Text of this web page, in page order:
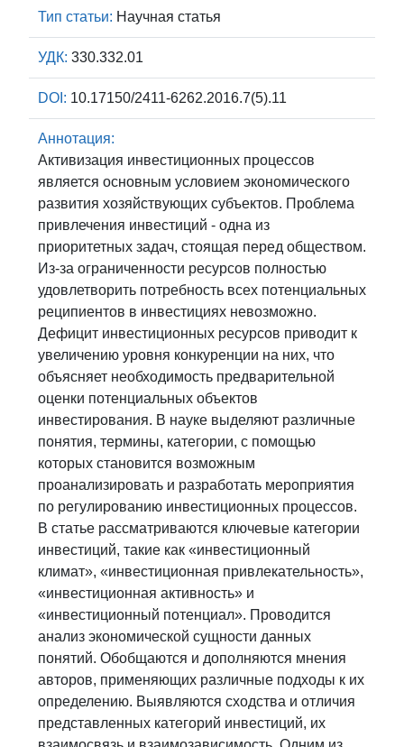
Тип статьи: Научная статья
УДК: 330.332.01
DOI: 10.17150/2411-6262.2016.7(5).11
Аннотация:
Активизация инвестиционных процессов
является основным условием экономического
развития хозяйствующих субъектов. Проблема
привлечения инвестиций - одна из
приоритетных задач, стоящая перед обществом.
Из-за ограниченности ресурсов полностью
удовлетворить потребность всех потенциальных
реципиентов в инвестициях невозможно.
Дефицит инвестиционных ресурсов приводит к
увеличению уровня конкуренции на них, что
объясняет необходимость предварительной
оценки потенциальных объектов
инвестирования. В науке выделяют различные
понятия, термины, категории, с помощью
которых становится возможным
проанализировать и разработать мероприятия
по регулированию инвестиционных процессов.
В статье рассматриваются ключевые категории
инвестиций, такие как «инвестиционный
климат», «инвестиционная привлекательность»,
«инвестиционная активность» и
«инвестиционный потенциал». Проводится
анализ экономической сущности данных
понятий. Обобщаются и дополняются мнения
авторов, применяющих различные подходы к их
определению. Выявляются сходства и отличия
представленных категорий инвестиций, их